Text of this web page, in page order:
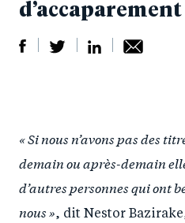
d’accaparement
r
e
o
n
e
o
n
T
r
e
o
n
by
e
m
ail
« Si nous n’avons pas des
demain ou après-demain
d’autres personnes qui ont
nous », dit Nestor